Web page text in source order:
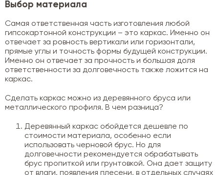
Выбор материала
Самая ответственная часть изготовления любой
гипсокартонной конструкции – это каркас. Именно он
отвечает за ровность вертикали или горизонтали,
прямые углы и точность формы будущей конструкции.
Именно он отвечает за прочность и большая доля
ответственности за долговечность также ложится на
каркас.
Сделать каркас можно из деревянного бруса или
металлического профиля. В чем разница?
Деревянный каркас обойдется дешевле по
стоимости материала, особенно если
использовать черновой брус. Но для
долговечности рекомендуется обрабатывать
брус пропиткой или грунтовкой. Она дает защиту
от влаги, появления плесени, в отдельных случаях